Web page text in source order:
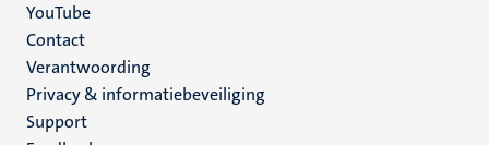
YouTube
Menu
footer
(NL)
Contact
Verantwoording
Privacy & informatiebeveiliging
Support